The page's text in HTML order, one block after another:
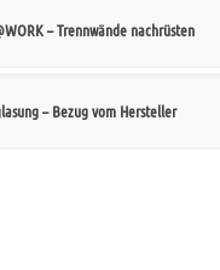
– Trennwände nachrüsten
– Bezug vom Hersteller